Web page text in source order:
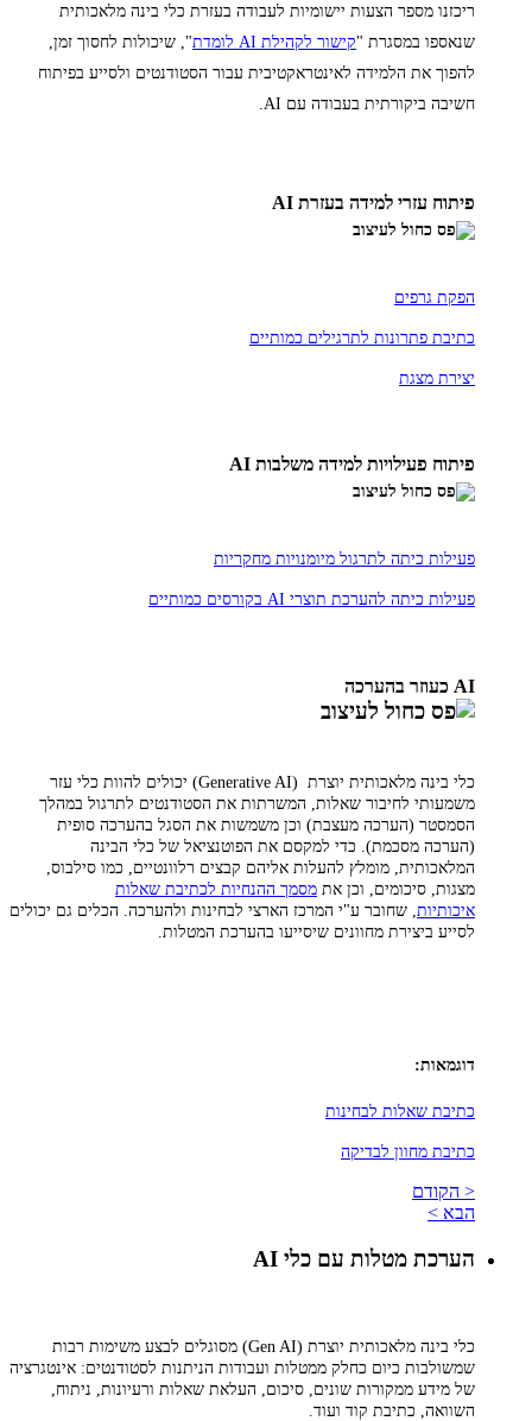
ריכזנו מספר הצעות יישומיות לעבודה בעזרת כלי בינה מלאכותית
שנאספו במסגרת "קישור לקהילת AI לומדת", שיכולות לחסוך זמן,
להפוך את הלמידה לאינטראקטיבית עבור הסטודנטים ולסייע בפיתוח
חשיבה ביקורתית בעבודה עם AI.
פיתוח עזרי למידה בעזרת AI
הפקת גרפים
כתיבת פתרונות לתרגילים כמותיים
יצירת מצגת
פיתוח פעילויות למידה משלבות AI
פעילות כיתה לתרגול מיומנויות מחקריות
פעילות כיתה להערכת תוצרי AI בקורסים כמותיים
AI כעוזר בהערכה
כלי בינה מלאכותית יוצרת (Generative AI) יכולים להוות כלי עזר
משמעותי לחיבור שאלות, המשרתות את הסטודנטים לתרגול במהלך
הסמסטר (הערכה מעצבת) וכן משמשות את הסגל בהערכה סופית
(הערכה מסכמת). כדי למקסם את הפוטנציאל של כלי הבינה
המלאכותית, מומלץ להעלות אליהם קבצים רלוונטיים, כמו סילבוס,
מצגות, סיכומים, וכן את מסמך ההנחיות לכתיבת שאלות
איכותיות , שחובר ע"י המרכז הארצי לבחינות ולהערכה. הכלים גם יכולים
לסייע ביצירת מחוונים שיסייעו בהערכת המטלות.
דוגמאות:
כתיבת שאלות לבחינות
כתיבת מחוון לבדיקה
< הקודם
הבא >
הערכת מטלות עם כלי AI
כלי בינה מלאכותית יוצרת (Gen AI) מסוגלים לבצע משימות רבות
שמשולבות כיום כחלק ממטלות ועבודות הניתנות לסטודנטים: אינטגרציה
של מידע ממקורות שונים, סיכום, העלאת שאלות ורעיונות, ניתוח,
השוואה, כתיבת קוד ועוד